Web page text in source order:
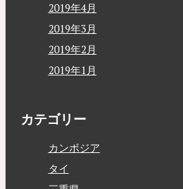
2019年4月
2019年3月
2019年2月
2019年1月
カテゴリー
カンボジア
タイ